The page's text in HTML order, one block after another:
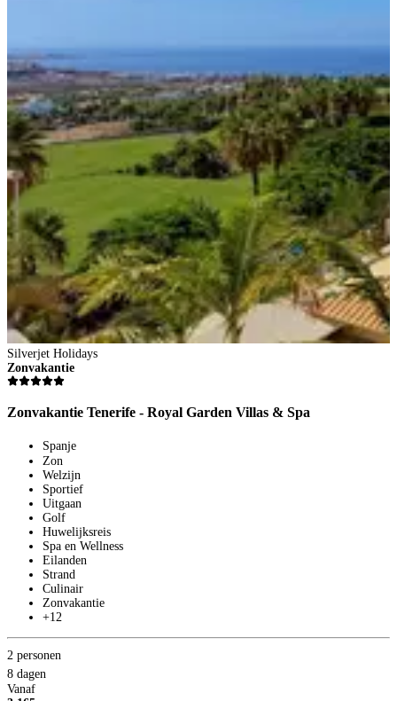
Silverjet Holidays
Zonvakantie
Zonvakantie Tenerife - Royal Garden Villas & Spa
Spanje
Zon
Welzijn
Sportief
Uitgaan
Golf
Huwelijksreis
Spa en Wellness
Eilanden
Strand
Culinair
Zonvakantie
+12
2 personen
8 dagen
Vanaf